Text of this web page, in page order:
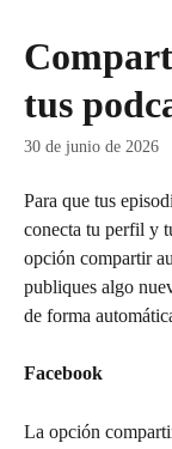
tus
30 de junio de 2026
Para que tus
conecta tu perfil y
opción compartir
publiques algo
de forma
Facebook
La opción